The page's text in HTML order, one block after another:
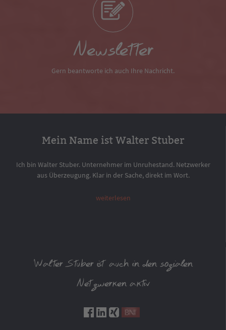
Newsletter
Gern beantworte ich auch Ihre Nachricht.
Mein Name ist Walter Stuber
Ich bin Walter Stuber. Unternehmer im Unruhestand. Netzwerker
aus Überzeugung. Klar in der Sache, direkt im Wort.
weiterlesen
Walter Stuber ist auch in den sozialen
Netzwerken aktiv